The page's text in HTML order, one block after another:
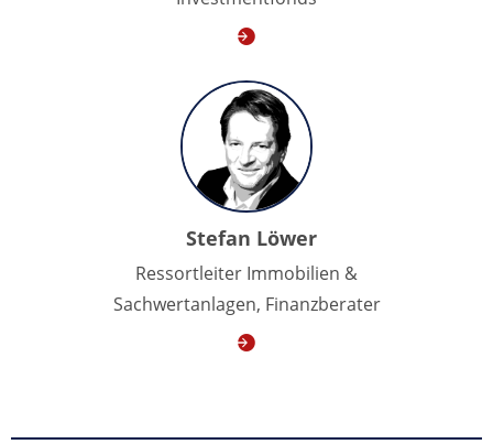
Stefan Löwer
Ressortleiter Immobilien &
Sachwertanlagen, Finanzberater